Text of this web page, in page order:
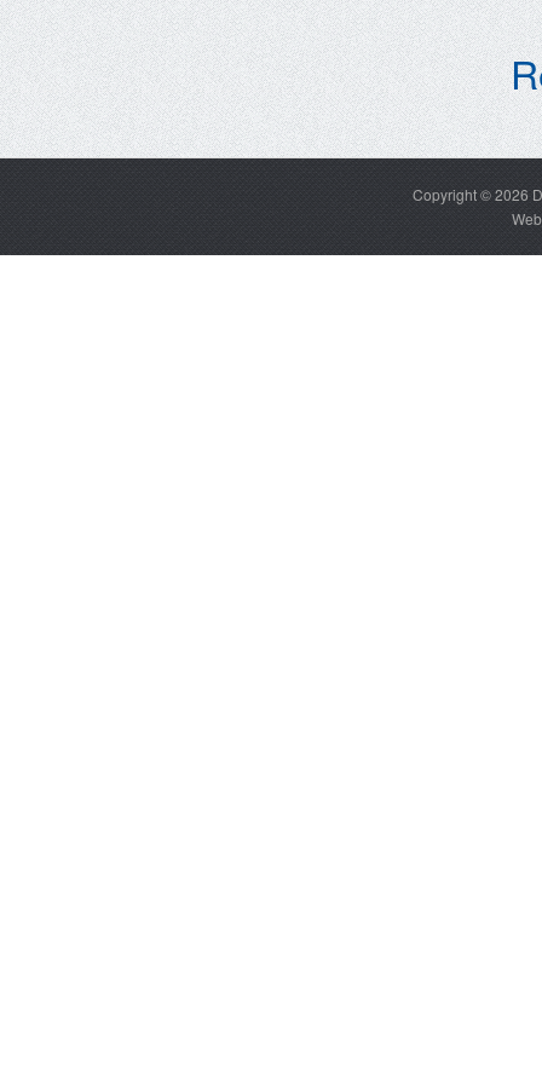
Copyright © 2026